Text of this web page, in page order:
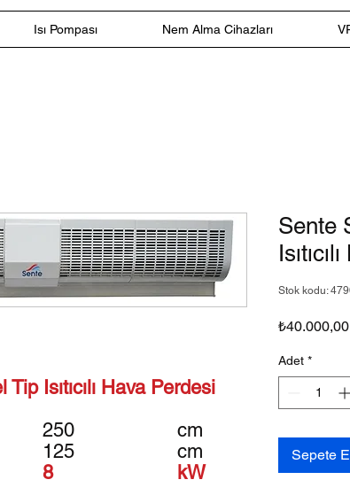
Isı Pompası Nem Alma Cihazları
Isıtıcılı Hava Perdesi
250
cm
125
cm
8
kW
Sente
Stok kodu:
₺40.000,00
Adet *
Sepete